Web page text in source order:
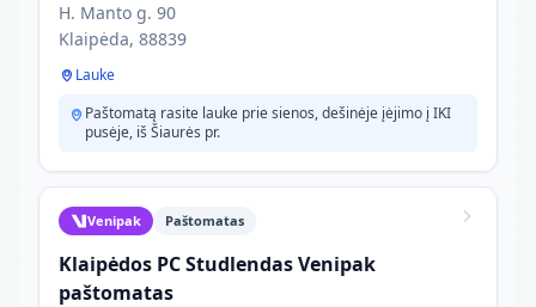
H. Manto g. 90
Klaipėda, 88839
Lauke
Paštomatą rasite lauke prie sienos, dešinėje įėjimo į IKI
pusėje, iš Šiaurės pr.
Venipak Paštomatas
Klaipėdos PC Studlendas Venipak
paštomatas